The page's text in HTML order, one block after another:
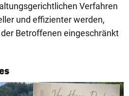
Verfahren
und effizienter werden,
Betroffenen eingeschränkt